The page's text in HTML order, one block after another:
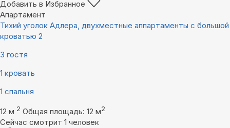
Добавить в Избранное
Апартамент
Тихий уголок Адлера, двухместные аппартаменты с большой
кроватью 2
3 гостя
1 кровать
1 спальня
12 м 2 Общая площадь: 12 м2
Сейчас смотрит 1 человек